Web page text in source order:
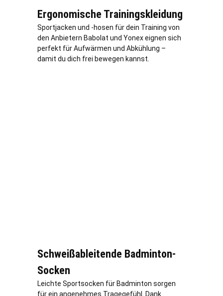
Ergonomische Trainingskleidung
Sportjacken und -hosen für dein Training von
den Anbietern Babolat und Yonex eignen sich
perfekt für Aufwärmen und Abkühlung –
damit du dich frei bewegen kannst.
Schweißableitende Badminton-
Socken
Leichte Sportsocken für Badminton sorgen
für ein angenehmes Tragegefühl. Dank